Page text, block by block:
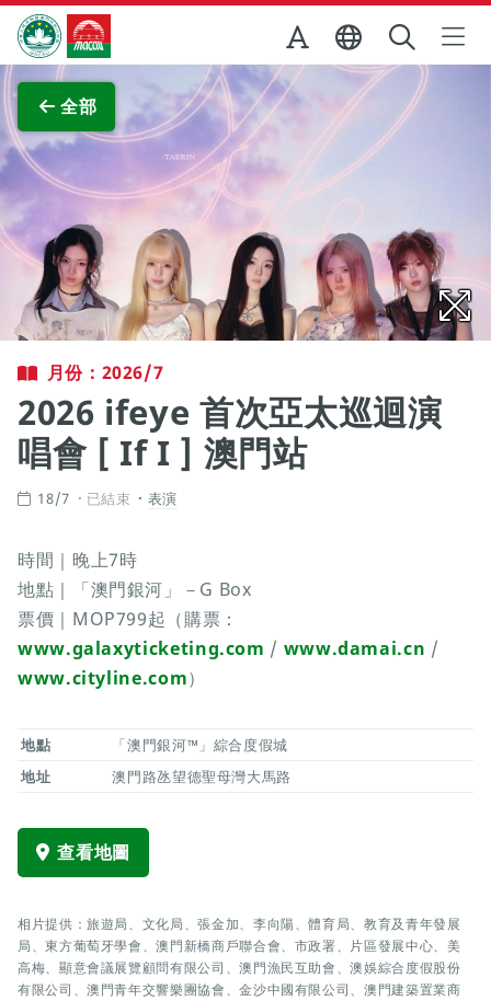
跳至主内容
澳門特別行政區政府旅遊局
全部
查看原圖
月份：2026/7
2026 ifeye 首次亞太巡迴演
唱會 [ If I ] 澳門站
18/7 已結束 表演
時間｜晚上7時
地點｜「澳門銀河」－G Box
票價｜MOP799起（購票：
www.galaxyticketing.com / www.damai.cn /
www.cityline.com）
地點
「澳門銀河™」綜合度假城
地址
澳門路氹望德聖母灣大馬路
查看地圖
相片提供：旅遊局、文化局、張金加、李向陽、體育局、教育及青年發展
局、東方葡萄牙學會、澳門新橋商戶聯合會、市政署、片區發展中心、美
高梅、顯意會議展覽顧問有限公司、澳門漁民互助會、澳娛綜合度假股份
有限公司、澳門青年交響樂團協會、金沙中國有限公司、澳門建築置業商